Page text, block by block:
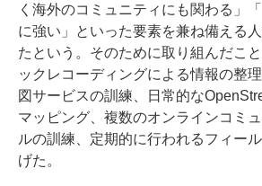
く海外のコミュニティにも関わる」
に強い」といった要素を兼ね備える
たという。そのために取り組んだこ
ックレコーディングによる情報の整
図サービスの訓練、日常的な
マッピング、複数のオンラインコミ
ルの訓練、定期的に行われるフィー
げた。